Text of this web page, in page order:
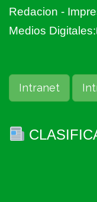
Redacion -
Medios Digitales:
Intranet